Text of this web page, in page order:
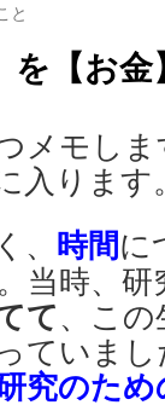
と
を【お
メモし
入ります
、 時間に
当時、
て、この
ってい
究のため